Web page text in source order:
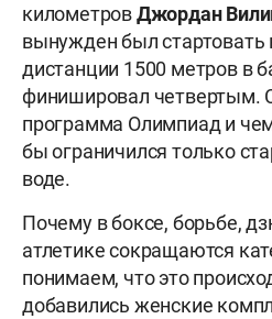
километровДжордан
вынужден был стартовать
дистанции 1500 метров в
финишировал четвертым.
программа Олимпиад и
бы ограничился только
воде.
Почему в боксе, борьбе,
атлетике сокращаются
понимаем, что это
добавились женские